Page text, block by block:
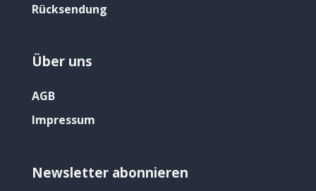
Rücksendung
Über uns
AGB
Impressum
Newsletter abonnieren